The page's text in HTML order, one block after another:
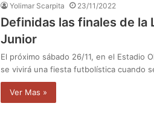
Yolimar Scarpita 23/11/2022
Definidas las finales de la
Junior
El próximo sábado 26/11, en el Estadio
se vivirá una fiesta futbolística cuando
Ver Mas »